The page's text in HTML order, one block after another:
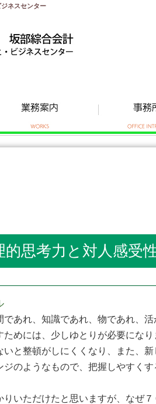
ネスセンター
的思考力と対人感
あれ、知識であれ、物であれ、
めには、少しゆとりが必要にな
と整頓がしにくくなり、また、新
ジのようなもので、把握しやすく
いただけたと思いますが、なぜ７